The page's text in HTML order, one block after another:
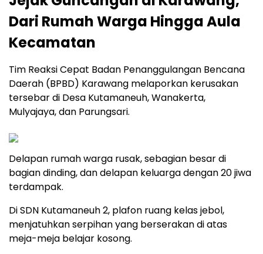
Dari Rumah Warga Hingga Aula
Kecamatan
Tim Reaksi Cepat Badan Penanggulangan Bencana
Daerah (BPBD) Karawang melaporkan kerusakan
tersebar di Desa Kutamaneuh, Wanakerta,
Mulyajaya, dan Parungsari.
Delapan rumah warga rusak, sebagian besar di
bagian dinding, dan delapan keluarga dengan 20 jiwa
terdampak.
Di SDN Kutamaneuh 2, plafon ruang kelas jebol,
menjatuhkan serpihan yang berserakan di atas
meja-meja belajar kosong.